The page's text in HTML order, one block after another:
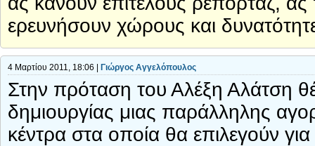
ερευνήσουν χώρους και
4 Μαρτίου 2011, 18:06 | Γιώργος Αγγελόπουλος
Στην πρόταση του Αλέξη Αλάτση
δημιουργίας μιας παράλληλης
κέντρα στα οποία θα επιλεγούν